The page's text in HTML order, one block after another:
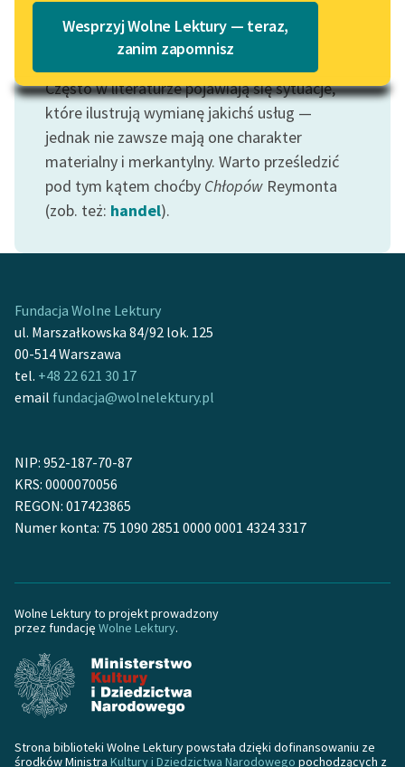
Lektury szkolne i klasyka
literatury do słuchania dla
uczennic i uczniów z
niepełnosprawnościami
E-kolekcja lektur
szkolnych i literatury do
słuchania dla uczennic i
uczniów z
skandynawskiej literatury
feministycznej
Ręce pełne poezji
Kolekcje edukacyjne
lektur szkolnych oraz
Starego Testamentu
Odkurzamy bohaterów
Lektur
Katalog w formacie PDF
O nas
Kontakt
O projekcie
Zespół
Wesprzyj Wolne Lektury — teraz,
zanim zapomnisz
Motyw: Interes
Często w literaturze pojawiają się sytuacje,
które ilustrują wymianę jakichś usług —
jednak nie zawsze mają one charakter
materialny i merkantylny. Warto prześledzić
pod tym kątem choćby Chłopów Reymonta
(zob. też: handel).
Fundacja Wolne Lektury
ul. Marszałkowska 84/92 lok. 125
00-514 Warszawa
tel. +48 22 621 30 17
email fundacja@wolnelektury.pl
NIP: 952-187-70-87
KRS: 0000070056
REGON: 017423865
Numer konta: 75 1090 2851 0000 0001 4324 3317
Wolne Lektury to projekt prowadzony
przez fundację Wolne Lektury.
Strona biblioteki Wolne Lektury powstała dzięki dofinansowaniu ze
środków Ministra Kultury i Dziedzictwa Narodowego pochodzących z